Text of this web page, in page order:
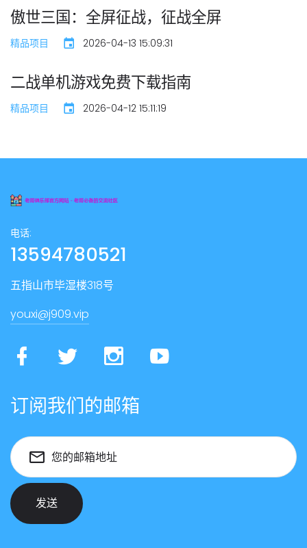
傲世三国：全屏征战，征战全屏
精品项目 2026-04-13 15:09:31
二战单机游戏免费下载指南
精品项目 2026-04-12 15:11:19
电话:
13594780521
五指山市毕湿楼318号
youxi@j909.vip
订阅我们的邮箱
您的邮箱地址
发送